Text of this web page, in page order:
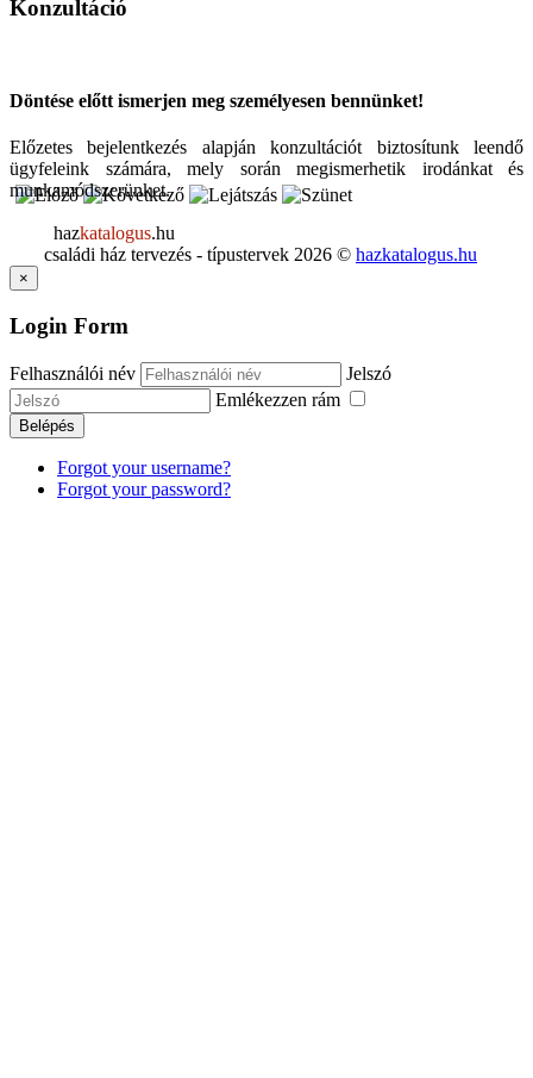
Konzultáció
Döntése előtt ismerjen meg személyesen bennünket!
Előzetes bejelentkezés alapján konzultációt biztosítunk leendő
ügyfeleink számára, mely során megismerhetik irodánkat és
munkamódszerünket.
hazkatalogus.hu
családi ház tervezés - típustervek 2026 © hazkatalogus.hu
×
Login Form
Felhasználói név
Jelszó
Emlékezzen rám
Belépés
Forgot your username?
Forgot your password?